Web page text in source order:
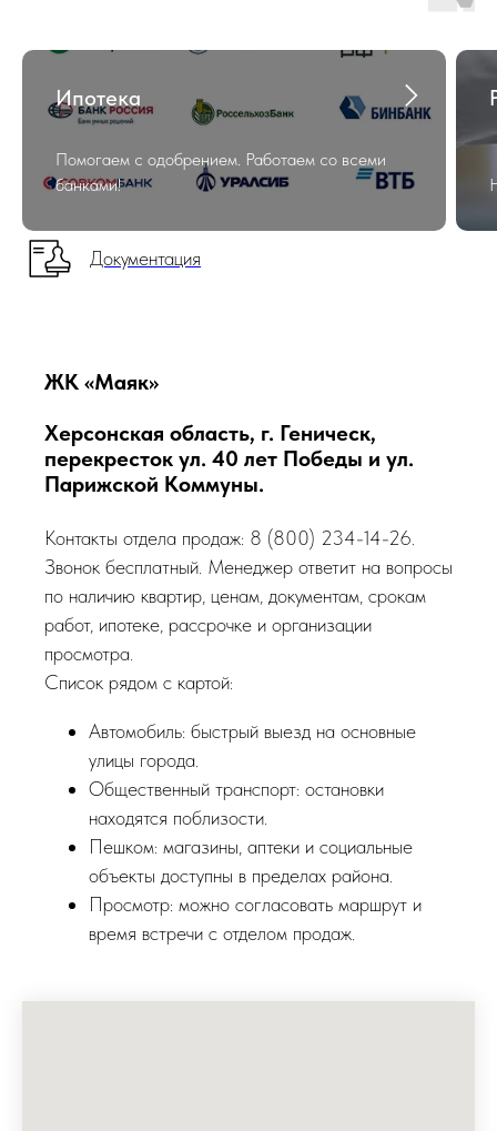
Ипотека
Помогаем с одобрением. Работаем со всеми
банками!
Документация
ЖК «Маяк»
Херсонская область, г. Геническ,
перекресток ул. 40 лет Победы и ул.
Парижской Коммуны.
Контакты отдела продаж: 8 (800) 234-14-26.
Звонок бесплатный. Менеджер ответит на вопросы
по наличию квартир, ценам, документам, срокам
работ, ипотеке, рассрочке и организации
просмотра.
Список рядом с картой:
Автомобиль: быстрый выезд на основные
улицы города.
Общественный транспорт: остановки
находятся поблизости.
Пешком: магазины, аптеки и социальные
объекты доступны в пределах района.
Просмотр: можно согласовать маршрут и
время встречи с отделом продаж.